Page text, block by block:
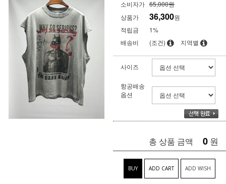
소비자가 65,000원
상품가
36,300원
적립금
1%
배송비
(조건) 지역별
사이즈
항공배송
옵션
총 상품 금액 0 원
BUY ADD CART ADD WISH